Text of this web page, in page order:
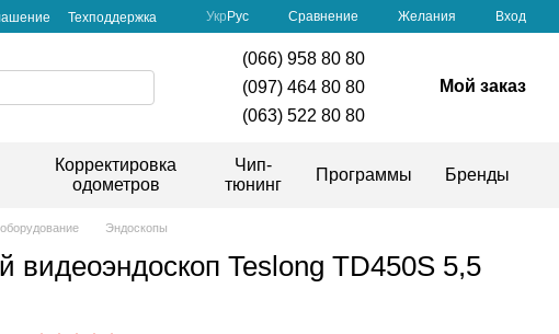
Техподдержка Укр Рус Сравнение Желания Вход
(066) 958 80 80
(097) 464 80 80
(063) 522 80 80
Мой заказ
Корректировка
одометров
Чип-
тюнинг
Программы Бренды
Эндоскопы
видеоэндоскоп Teslong TD450S 5,5